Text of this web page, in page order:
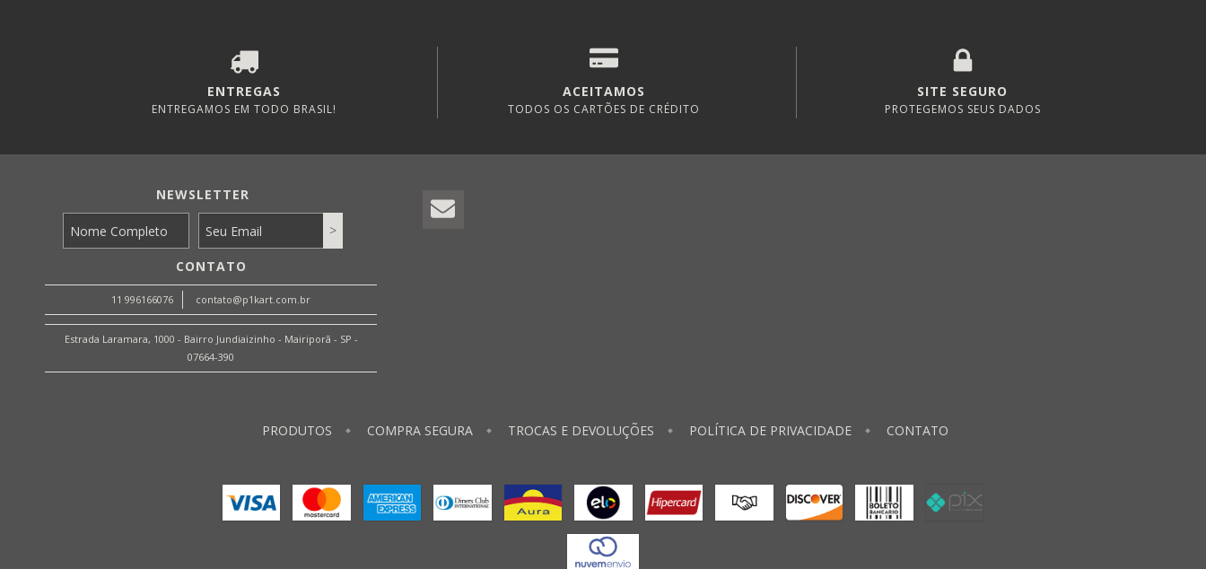
ENTREGAS
ENTREGAMOS EM TODO BRASIL!
ACEITAMOS
TODOS OS CARTÕES DE CRÉDITO
SITE SEGURO
PROTEGEMOS SEUS DADOS
NEWSLETTER
CONTATO
11 996166076 contato@p1kart.com.br
Estrada Laramara, 1000 - Bairro Jundiaizinho - Mairiporã - SP -
07664-390
PRODUTOS COMPRA SEGURA TROCAS E DEVOLUÇÕES POLÍTICA DE PRIVACIDADE CONTATO